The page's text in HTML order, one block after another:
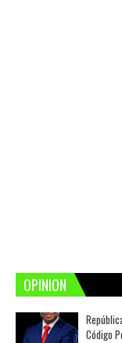
OPINION
Código